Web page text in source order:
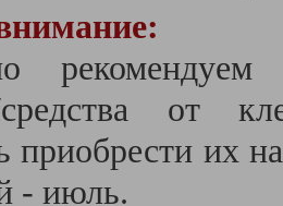
средства от
приобрести их
- июль.